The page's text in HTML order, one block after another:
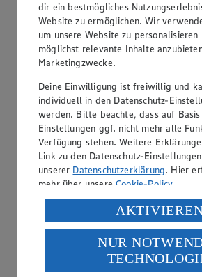
Möchtest du von
externe Inhalte laden?
Einmalig erlauben
Für alle Videos erlauben
Datenschutz-Einstellungen
Zitrone heiß abspülen, trocken tupfen
Die restliche lauwarme Milch mit
flüssigen Butter, dem Ei, dem Salz
verrühren und zum Vorteig geben.
Holzlöffel, später mit den Händen
Hefeteig verarbeiten. Mit etwas Mehl
dir ein bestmögliches
Website zu ermöglichen. Wir
um unsere Website zu
möglichst relevante Inhalte
Marketingzwecke.
Deine Einwilligung ist freiwillig und
individuell in den Datenschutz-
werden. Bitte beachte, dass auf
Einstellungen ggf. nicht mehr alle
Verfügung stehen. Weitere
Link zu den Datenschutz-
unserer Datenschutzerklärung. Hier
mehr über unsereCookie-Policy.
Verarbeitung deiner
USA durch Facebook und YouTube:
Wenn du auf „Aktivieren“ klickst,
des Art. 49 Abs. 1 Satz 1 lit. a)
Daten in den USA verarbeitet
NUR